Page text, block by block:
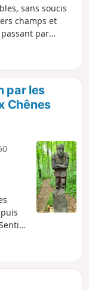
sans soucis
champs et
par
sur
par les
Chênes